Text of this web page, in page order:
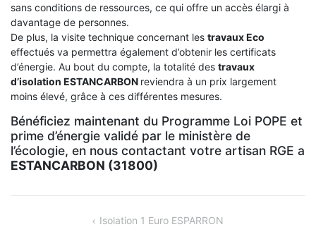
sans conditions de ressources, ce qui offre un accès élargi à
davantage de personnes.
De plus, la visite technique concernant les travaux Eco
effectués va permettra également d’obtenir les certificats
d’énergie. Au bout du compte, la totalité des travaux
d’isolation ESTANCARBON reviendra à un prix largement
moins élevé, grâce à ces différentes mesures.
Bénéficiez maintenant du Programme Loi POPE et
prime d’énergie validé par le ministère de
l’écologie, en nous contactant votre artisan RGE a
ESTANCARBON (31800)
NAVIGATION Isolation 1 Euro ESPARRON